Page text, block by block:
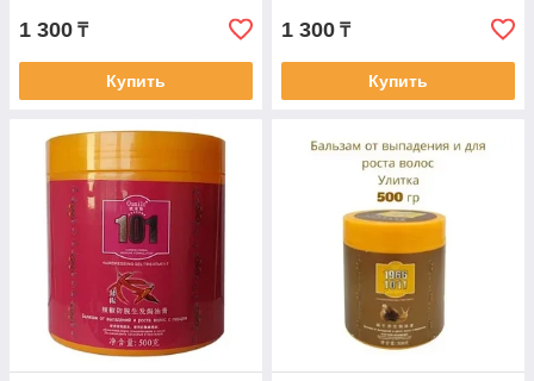
1 300 ₸
Купить
1 300 ₸
Купить